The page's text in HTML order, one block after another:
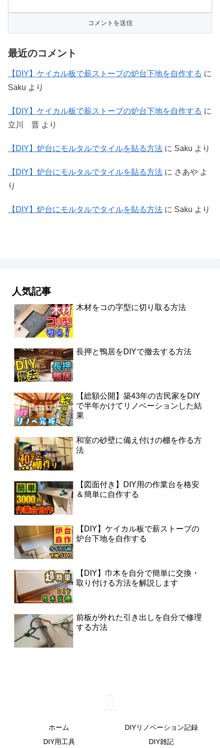
最近のコメント
【DIY】ケイカル板で薪ストーブの炉台下地を自作する に
Saku より
【DIY】ケイカル板で薪ストーブの炉台下地を自作する に
立川 晋 より
【DIY】炉台にモルタルでタイルを貼る方法 に Saku より
【DIY】炉台にモルタルでタイルを貼る方法 に さあや よ
り
【DIY】炉台にモルタルでタイルを貼る方法 に Saku より
人気記事
木材をコの字型に切り取る方法
長押と鴨居をDIYで撤去する方法
【総額公開】築43年の古民家をDIY
で半年かけてリノベーションした結
果
和室の砂壁に備え付けの棚を作る方
法
【図面付き】DIY用の作業台を格安
＆簡単に自作する
【DIY】ケイカル板で薪ストーブの
炉台下地を自作する
【DIY】巾木を自分で簡単に交換・
取り付ける方法を解説します
前板が外れた引き出しを自分で修理
する方法
ホーム
DIYリノベーション記録
DIY用工具
DIY雑記